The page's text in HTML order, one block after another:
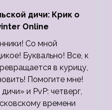
дичи: Крик о
Online
Со мной
Буквально! Все, к
в курицу,
Помогите мне!
и PvP: четверг,
времени